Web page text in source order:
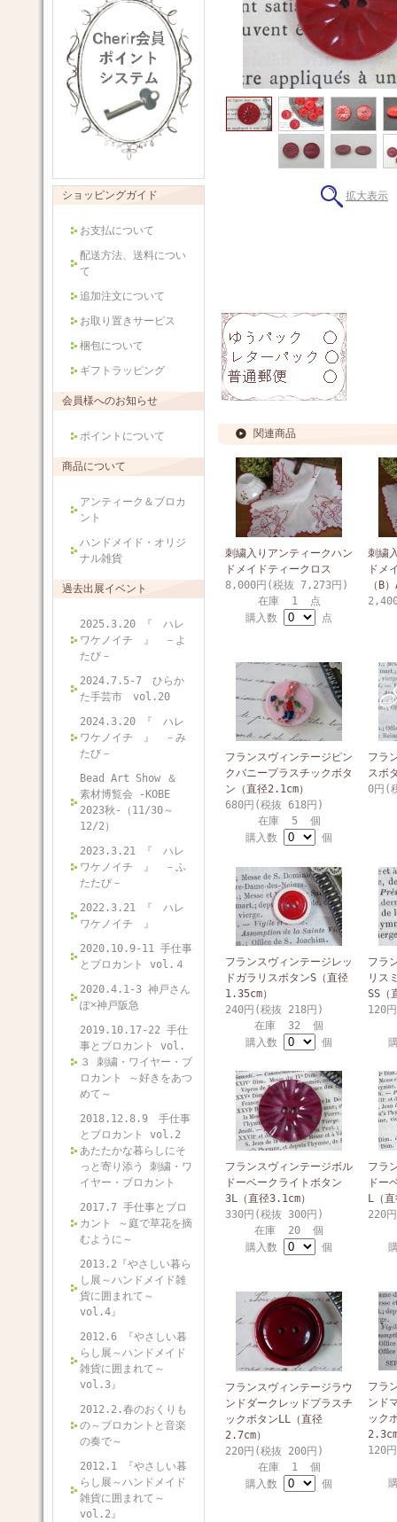
ショッピングガイド
お支払について
配送方法、送料につい
て
追加注文について
お取り置きサービス
梱包について
ギフトラッピング
会員様へのお知らせ
ポイントについて
商品について
アンティーク＆ブロカ
ント
ハンドメイド・オリジ
ナル雑貨
過去出展イベント
2025.3.20 『 ハレ
ワケノイチ 』 －よ
たび－
2024.7.5-7 ひらか
た手芸市 vol.20
2024.3.20 『 ハレ
ワケノイチ 』 －み
たび－
Bead Art Show ＆
素材博覧会 -KOBE
2023秋-（11/30～
12/2）
2023.3.21 『 ハレ
ワケノイチ 』 －ふ
たたび－
2022.3.21 『 ハレ
ワケノイチ 』
2020.10.9-11 手仕事
とブロカント vol.４
2020.4.1-3 神戸さん
ぽ×神戸阪急
2019.10.17-22 手仕
事とブロカント vol.
３ 刺繍・ワイヤー・ブ
ロカント ～好きをあつ
めて～
2018.12.8.9 手仕事
とブロカント vol.2
あたたかな暮らしにそ
っと寄り添う 刺繍・ワ
イヤー・ブロカント
2017.7 手仕事とブロ
カント ～庭で草花を摘
むように～
2013.2『やさしい暮ら
し展～ハンドメイド雑
貨に囲まれて～
vol.4』
2012.6 『やさしい暮
らし展～ハンドメイド
雑貨に囲まれて～
vol.3』
2012.2.春のおくりも
の～ブロカントと音楽
の奏で～
2012.1 『やさしい暮
らし展～ハンドメイド
雑貨に囲まれて～
vol.2』
拡大表示
関連商品
刺繍入りアンティークハン
ドメイドティークロス
8,000円(税抜 7,273円)
在庫 1 点
購入数
点
刺繍
ドメ
（B
フランスヴィンテージピン
クバニープラスチックボタ
ン（直径2.1cm）
680円(税抜 618円)
在庫 5 個
購入数
個
フラ
スボ
0円(
フランスヴィンテージレッ
ドガラリスボタンS（直径
1.35cm）
240円(税抜 218円)
在庫 32 個
購入数
個
フラ
リス
SS（
120
フランスヴィンテージボル
ドーベークライトボタン
3L（直径3.1cm）
330円(税抜 300円)
在庫 20 個
購入数
個
フラ
ドー
L（
220
フランスヴィンテージラウ
ンドダークレッドプラスチ
ックボタンLL（直径
2.7cm）
220円(税抜 200円)
在庫 1 個
購入数
個
フラ
ンド
ック
120